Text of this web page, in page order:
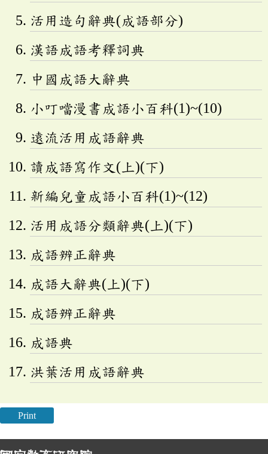
活用造句辭典(成語部分)
漢語成語考釋詞典
中國成語大辭典
小叮噹漫書成語小百科(1)~(10)
遠流活用成語辭典
讀成語寫作文(上)(下)
新編兒童成語小百科(1)~(12)
活用成語分類辭典(上)(下)
成語辨正辭典
成語大辭典(上)(下)
成語辨正辭典
成語典
洪葉活用成語辭典
Print